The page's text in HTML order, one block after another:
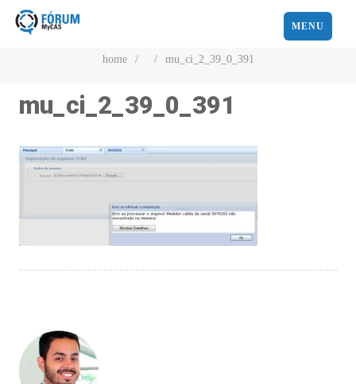
MENU
home / / mu_ci_2_39_0_391
mu_ci_2_39_0_391